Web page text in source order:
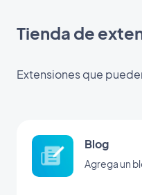
Tienda de
Extensiones que
Blog
Agrega un